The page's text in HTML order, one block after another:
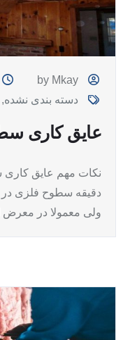
by Mkay
دسته بندی نشده,
عایق کاری
دقیقه سطوح فلزی در
ولی معمولا در معرض